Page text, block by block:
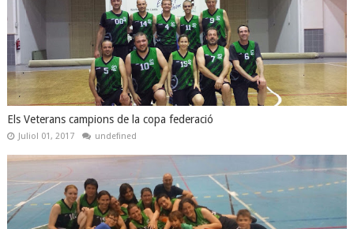
Els Veterans campions de la copa federació
Juliol 01, 2017 undefined